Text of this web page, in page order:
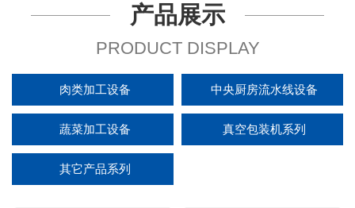
产品展示
PRODUCT DISPLAY
肉类加工设备 中央厨房流水线设备
蔬菜加工设备 真空包装机系列
其它产品系列